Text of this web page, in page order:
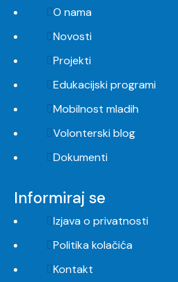
O nama
Novosti
Projekti
Edukacijski programi
Mobilnost mladih
Volonterski blog
Dokumenti
Informiraj se
Izjava o privatnosti
Politika kolačića
Kontakt